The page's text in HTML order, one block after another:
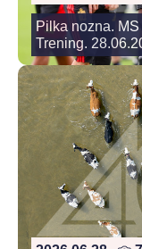
Pilka nozna.
Trening.